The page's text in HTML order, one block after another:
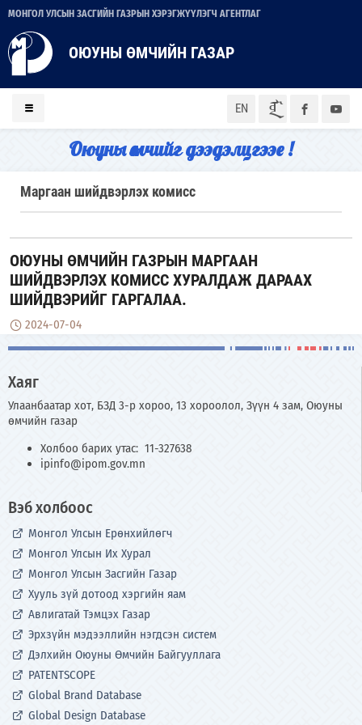
МОНГОЛ УЛСЫН ЗАСГИЙН ГАЗРЫН ХЭРЭГЖҮҮЛЭГЧ АГЕНТЛАГ
ОЮУНЫ ӨМЧИЙН ГАЗАР
EN ᠮᠣᠨ
Оюуны өмчийг дээдэлцгээе !
Маргаан шийдвэрлэх комисс
ОЮУНЫ ӨМЧИЙН ГАЗРЫН МАРГААН
ШИЙДВЭРЛЭХ КОМИСС ХУРАЛДАЖ ДАРААХ
ШИЙДВЭРИЙГ ГАРГАЛАА.
2024-07-04
Хаяг
Улаанбаатар хот, БЗД 3-р хороо, 13 хороолол, Зүүн 4 зам, Оюуны
өмчийн газар
Холбоо барих утас: 11-327638
ipinfo@ipom.gov.mn
Вэб холбоос
Монгол Улсын Ерөнхийлөгч
Монгол Улсын Их Хурал
Монгол Улсын Засгийн Газар
Хууль зүй дотоод хэргийн яам
Авлигатай Тэмцэх Газар
Эрхзүйн мэдээллийн нэгдсэн систем
Дэлхийн Оюуны Өмчийн Байгууллага
PATENTSCOPE
Global Brand Database
Global Design Database